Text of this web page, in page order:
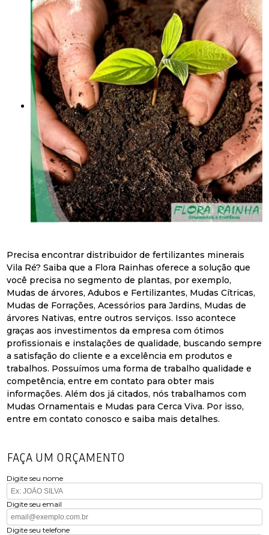
Precisa encontrar distribuidor de fertilizantes minerais
Vila Ré? Saiba que a Flora Rainhas oferece a solução que
você precisa no segmento de plantas, por exemplo,
Mudas de árvores, Adubos e Fertilizantes, Mudas Cítricas,
Mudas de Forrações, Acessórios para Jardins, Mudas de
árvores Nativas, entre outros serviços. Isso acontece
graças aos investimentos da empresa com ótimos
profissionais e instalações de qualidade, buscando sempre
a satisfação do cliente e a excelência em produtos e
trabalhos. Possuímos uma forma de trabalho qualidade e
competência, entre em contato para obter mais
informações. Além dos já citados, nós trabalhamos com
Mudas Ornamentais e Mudas para Cerca Viva. Por isso,
entre em contato conosco e saiba mais detalhes.
FAÇA UM ORÇAMENTO
Digite seu nome
Digite seu email
Digite seu telefone